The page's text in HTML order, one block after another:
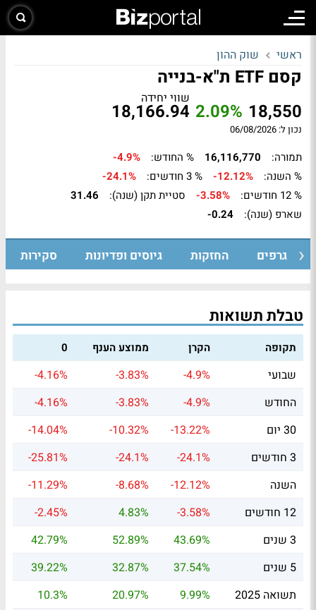
ראשי שוק ההון
קסם ETF ת"א-בנייה
18,550
2.09%
שווי יחידה
18,166.94
נכון ל: 06/08/2026
תמורה: 16,116,770 % החודש:
-4.9%
% השנה:
-12.12% % 3 חודשים:
-24.1%
% 12 חודשים:
-3.58% סטיית תקן (שנה):
31.46
שארפ (שנה):
-0.24
גרפים החזקות גיוסים ופדיונות סקירות
טבלת תשואות
תקופה הקרן ממוצע הענף 0
שבועי -4.9%
-3.83%
-4.16%
החודש
-4.9%
-3.83%
-4.16%
30 יום
-13.22%
-10.32%
-14.04%
3 חודשים
-24.1%
-24.1%
-25.81%
השנה
-12.12%
-8.68%
-11.29%
12 חודשים
-3.58%
4.83%
-2.45%
3 שנים
43.69%
52.89%
42.79%
5 שנים
37.54%
32.87%
39.22%
תשואה 2025
9.99%
20.97%
10.3%